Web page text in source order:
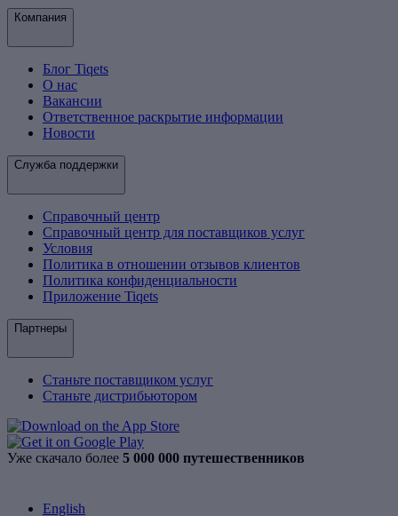
Компания
Блог Tiqets
О нас
Вакансии
Ответственное раскрытие информации
Новости
Служба поддержки
Справочный центр
Справочный центр для поставщиков услуг
Условия
Политика в отношении отзывов клиентов
Политика конфиденциальности
Приложение Tiqets
Партнеры
Станьте поставщиком услуг
Станьте дистрибьютором
Уже скачало более 5 000 000 путешественников
English